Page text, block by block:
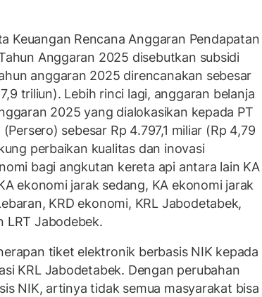
Keuangan Rencana Anggaran Pendapatan
Anggaran 2025 disebutkan subsidi
anggaran 2025 direncanakan sebesar
triliun). Lebih rinci lagi, anggaran belanja
2025 yang dialokasikan kepada PT
sebesar Rp 4.797,1 miliar (Rp 4,79
perbaikan kualitas dan inovasi
bagi angkutan kereta api antara lain KA
ekonomi jarak sedang, KA ekonomi jarak
KRD ekonomi, KRL Jabodetabek,
LRT Jabodebek.
tiket elektronik berbasis NIK kepada
KRL Jabodetabek. Dengan perubahan
NIK, artinya tidak semua masyarakat bisa